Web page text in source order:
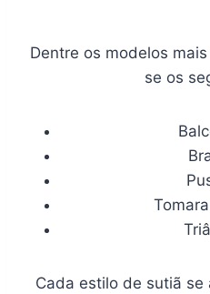
Dentre os modelos
se os
Cada estilo de sutiã